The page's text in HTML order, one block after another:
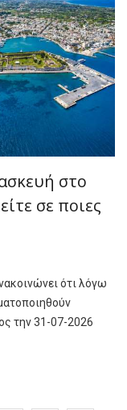
στο
σε ποιες
ότι λόγω
την 31-07-2026